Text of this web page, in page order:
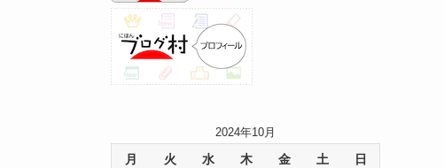
2024年10月
月 火 水 木 金 土 日